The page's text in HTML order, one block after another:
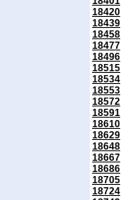
18420
18439
18458
18477
18496
18515
18534
18553
18572
18591
18610
18629
18648
18667
18686
18705
18724